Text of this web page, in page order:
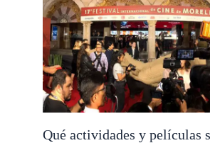
Qué actividades y películas